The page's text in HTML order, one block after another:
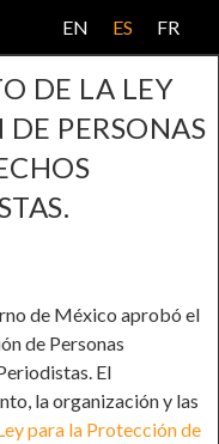
EN ES FR
DE LA LEY
PERSONAS
de México aprobó el
de Personas
El
la organización y las
para la Protección de